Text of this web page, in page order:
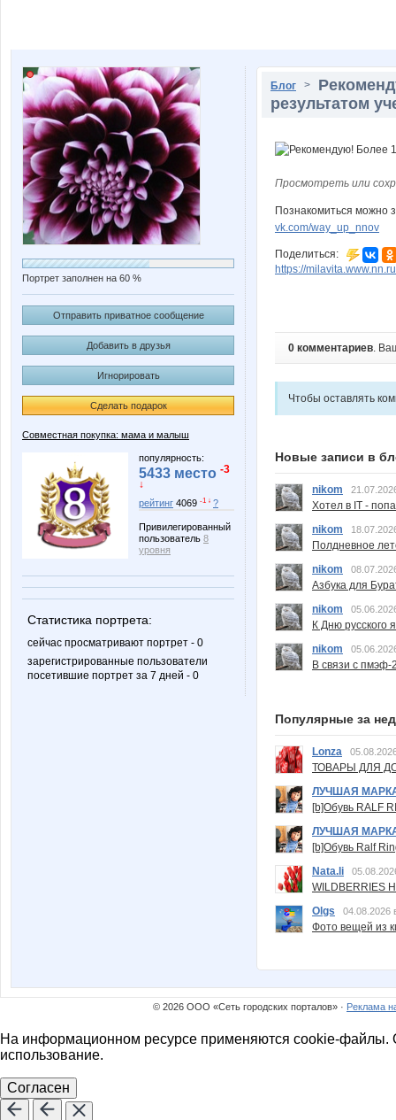
Портрет заполнен на 60 %
Отправить приватное сообщение
Добавить в друзья
Игнорировать
Сделать подарок
Совместная покупка: мама и малыш
популярность:
5433 место -3
↓
рейтинг 4069 -1 ↓ ?
Привилегированный
пользователь 8
уровня
Статистика портрета:
сейчас просматривают портрет - 0
зарегистрированные пользователи
посетившие портрет за 7 дней - 0
Блог >
результатом
Просмотреть или
Познакомиться можно
vk.com/way_up_nnov
Поделиться:
https://
0 комментариев.
Чтобы оставлять
Новые записи в
nikom
Хотел в IT -
nikom
Полдневное
nikom
Азбука для
nikom
К Дню русского
nikom
В связи с пмэф-
Популярные за
Lonza
ТОВАРЫ ДЛЯ
ЛУЧШАЯ
[b]Обувь RALF
ЛУЧШАЯ
[b]Обувь Ralf
Nata.li
Olgs
04.08.2026
Фото вещей из
© 2026 ООО «Сеть городских порталов» · Реклама
На информационном ресурсе применяются cookie-файлы.
использование.
Согласен